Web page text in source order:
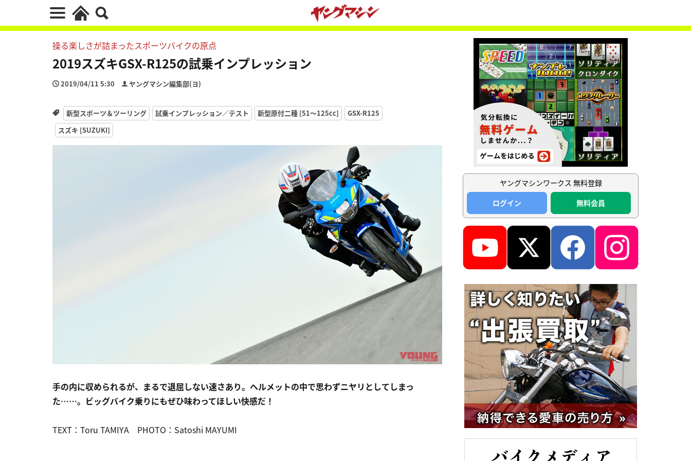
操る楽しさが詰まったスポーツバイクの原点
2019スズキGSX-R125の試乗インプレッション
2019/04/11 5:30 ヤングマシン編集部(ヨ)
新型スポーツ＆ツーリング 試乗インプレッション／テスト 新型原付二種 [51〜125cc]
GSX-R125
スズキ [SUZUKI]
手の内に収められるが、まるで退屈しない速さあり。ヘルメットの中で思わずニヤリとしてしまっ
た……。ビッグバイク乗りにもぜひ味わってほしい快感だ！
TEXT：Toru TAMIYA PHOTO：Satoshi MAYUMI
ヤングマシンワークス 無料登録
ログイン
無料会員